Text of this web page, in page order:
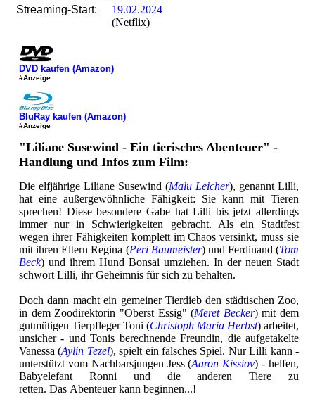
Streaming-Start:
19.02.2024
(Netflix)
DVD kaufen (Amazon)
#Anzeige
BluRay kaufen (Amazon)
#Anzeige
"Liliane Susewind - Ein tierisches Abenteuer" -
Handlung und Infos zum Film:
Die elfjährige Liliane Susewind (Malu Leicher), genannt Lilli,
hat eine außergewöhnliche Fähigkeit: Sie kann mit Tieren
sprechen! Diese besondere Gabe hat Lilli bis jetzt allerdings
immer nur in Schwierigkeiten gebracht. Als ein Stadtfest
wegen ihrer Fähigkeiten komplett im Chaos versinkt, muss sie
mit ihren Eltern Regina (Peri Baumeister) und Ferdinand (Tom
Beck) und ihrem Hund Bonsai umziehen. In der neuen Stadt
schwört Lilli, ihr Geheimnis für sich zu behalten.
Doch dann macht ein gemeiner Tierdieb den städtischen Zoo,
in dem Zoodirektorin "Oberst Essig" (Meret Becker) mit dem
gutmütigen Tierpfleger Toni (Christoph Maria Herbst) arbeitet,
unsicher - und Tonis berechnende Freundin, die aufgetakelte
Vanessa (Aylin Tezel), spielt ein falsches Spiel. Nur Lilli kann -
unterstützt vom Nachbarsjungen Jess (Aaron Kissiov) - helfen,
Babyelefant Ronni und die anderen Tiere zu
retten. Das Abenteuer kann beginnen...!